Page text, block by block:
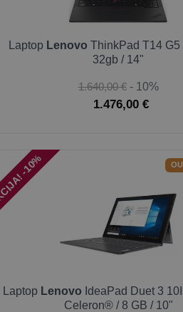
Laptop Lenovo ThinkPad T14 G5
32gb / 14"
1.640,00 € - 10%
1.476,00 €
-10%
Laptop Lenovo IdeaPad Duet 3
Celeron® / 8 GB / 10"